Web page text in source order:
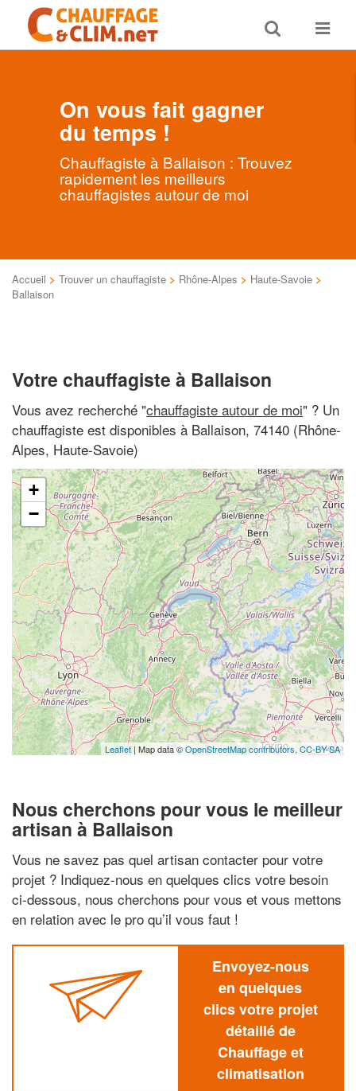
Toggle
search
Toggle
On vous fait gagner
du temps !
Chauffagiste à Ballaison : Trouvez
rapidement les meilleurs
chauffagistes autour de moi
Accueil > Trouver un chauffagiste > Rhône-Alpes > Haute-Savoie >
Ballaison
Votre chauffagiste à Ballaison
Vous avez recherché "chauffagiste autour de moi" ? Un
chauffagiste est disponibles à Ballaison, 74140 (Rhône-
Alpes, Haute-Savoie)
+
−
Leaflet | Map data ©OpenStreetMap contributors,CC-BY-SA
Nous cherchons pour vous le meilleur
artisan à Ballaison
Vous ne savez pas quel artisan contacter pour votre
projet ? Indiquez-nous en quelques clics votre besoin
ci-dessous, nous cherchons pour vous et vous mettons
en relation avec le pro qu’il vous faut !
Envoyez-nous
en quelques
clics votre projet
détaillé de
Chauffage et
climatisation